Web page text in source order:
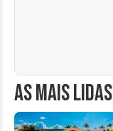
AS MAIS LIDAS